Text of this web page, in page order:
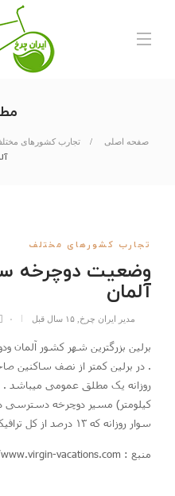
صفحه اصلی تجارب کشورهای
تجارب کشورهای مختلف
وضعیت دوچرخه
آلمان
مدیر ایران چرخ ۱۵ سال قبل ۰
برلین بزرگترین شهر کشور آلمان
. در برلین کمتر از نصف ساکنین
سوار روزانه که ۱۳ درصد از کل ترافیک را شامل
منبع : http://www.virgin-vacations.com